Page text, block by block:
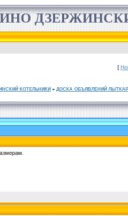
[
КОТЕЛЬНИКИ » ДОСКА ОБЪЯВЛЕНИЙ